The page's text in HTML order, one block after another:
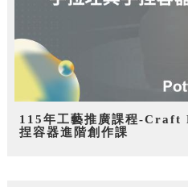
115年工藝推廣課程-Craft
捏容器進階創作課